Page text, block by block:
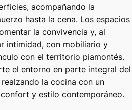
acompañando la
hasta la cena. Los espacios
la convivencia y, al
intimidad, con mobiliario y
con el territorio piamontés.
el entorno en parte integral del
la cocina con un
y estilo contemporáneo.